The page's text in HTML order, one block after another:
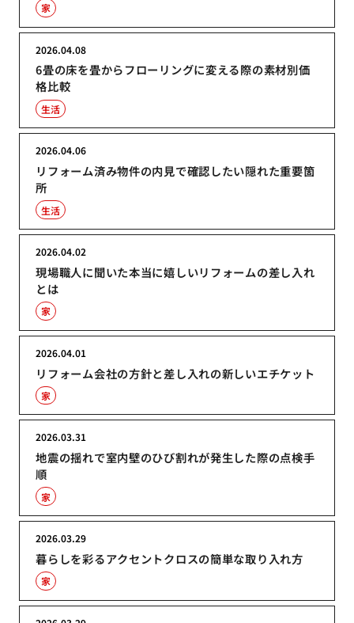
家
6畳の床を畳からフローリングに変える際の素材別価
格比較
2026.04.08
生活
リフォーム済み物件の内見で確認したい隠れた重要箇
所
2026.04.06
生活
現場職人に聞いた本当に嬉しいリフォームの差し入れ
とは
2026.04.02
家
リフォーム会社の方針と差し入れの新しいエチケット
2026.04.01
家
地震の揺れで室内壁のひび割れが発生した際の点検手
順
2026.03.31
家
暮らしを彩るアクセントクロスの簡単な取り入れ方
2026.03.29
家